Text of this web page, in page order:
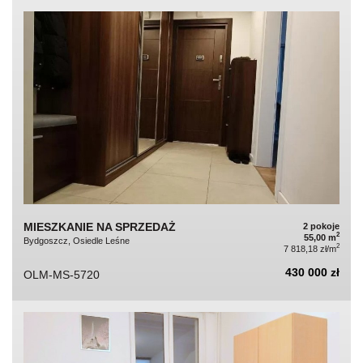
MIESZKANIE NA SPRZEDAŻ
Bydgoszcz, Osiedle Leśne
2 pokoje
55,00 m2
7 818,18 zł/m2
OLM-MS-5720 430 000 zł